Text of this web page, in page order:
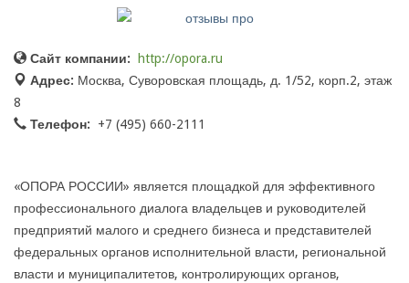
Сайт компании:
http://opora.ru
Адрес: Москва, Суворовская площадь, д. 1/52, корп.2, этаж
8
Телефон:
+7 (495) 660-2111
«ОПОРА РОССИИ» является площадкой для эффективного
профессионального диалога владельцев и руководителей
предприятий малого и среднего бизнеса и представителей
федеральных органов исполнительной власти, региональной
власти и муниципалитетов, контролирующих органов,